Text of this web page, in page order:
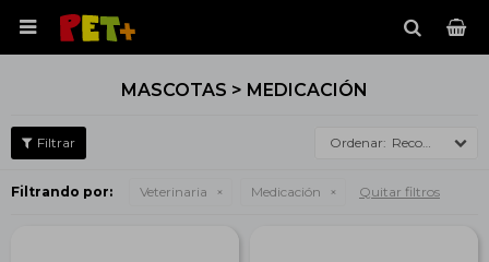

MASCOTAS > MEDICACIÓN
Recomendados
Filtrando por: Veterinaria Medicación Quitar filtros